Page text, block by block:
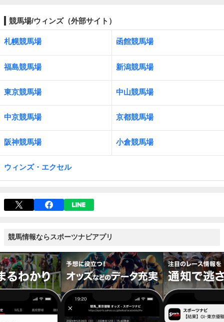
競馬場/ウィンズ（外部サイト）
札幌競馬場 函館競馬場
福島競馬場 新潟競馬場
東京競馬場 中山競馬場
中京競馬場 京都競馬場
阪神競馬場 小倉競馬場
ウィンズ・エクセル
競馬情報ならスポーツナビアプリ